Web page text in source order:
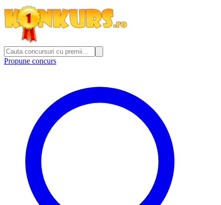
Propune concurs